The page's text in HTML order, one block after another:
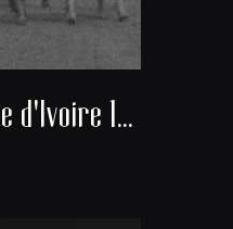
Voyage en Côte d'Ivoire 1951